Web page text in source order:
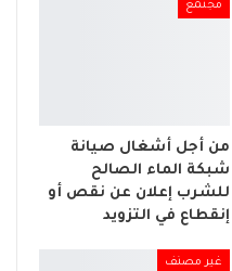
مجتمع
من أجل أشغال صيانة
شبكة الماء الصالح
للشرب إعلان عن نقص أو
إنقطاع في التزويد
غير مصنف